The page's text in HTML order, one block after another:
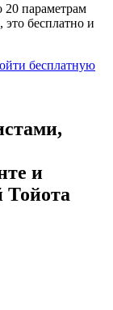
параметрам
это бесплатно и
бесплатную
и
Тойота